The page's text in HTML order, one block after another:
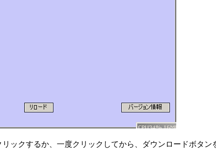
ックするか、一度クリックしてから、ダウンロードボタン